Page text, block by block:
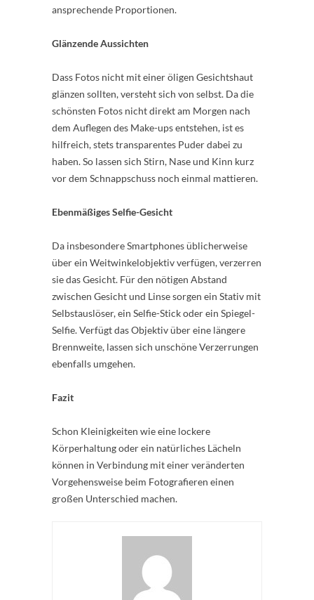
ansprechende Proportionen.
Glänzende Aussichten
Dass Fotos nicht mit einer öligen Gesichtshaut
glänzen sollten, versteht sich von selbst. Da die
schönsten Fotos nicht direkt am Morgen nach
dem Auflegen des Make-ups entstehen, ist es
hilfreich, stets transparentes Puder dabei zu
haben. So lassen sich Stirn, Nase und Kinn kurz
vor dem Schnappschuss noch einmal mattieren.
Ebenmäßiges Selfie-Gesicht
Da insbesondere Smartphones üblicherweise
über ein Weitwinkelobjektiv verfügen, verzerren
sie das Gesicht. Für den nötigen Abstand
zwischen Gesicht und Linse sorgen ein Stativ mit
Selbstauslöser, ein Selfie-Stick oder ein Spiegel-
Selfie. Verfügt das Objektiv über eine längere
Brennweite, lassen sich unschöne Verzerrungen
ebenfalls umgehen.
Fazit
Schon Kleinigkeiten wie eine lockere
Körperhaltung oder ein natürliches Lächeln
können in Verbindung mit einer veränderten
Vorgehensweise beim Fotografieren einen
großen Unterschied machen.